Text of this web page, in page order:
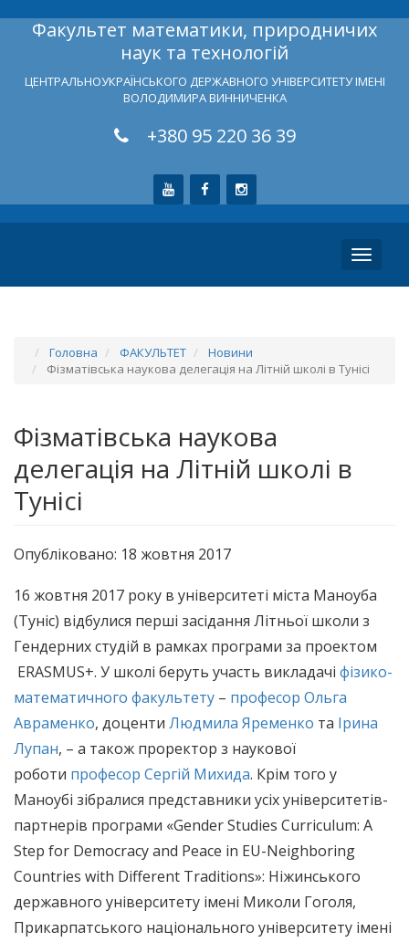
Факультет математики, природничих
наук та технологій
ЦЕНТРАЛЬНОУКРАЇНСЬКОГО ДЕРЖАВНОГО УНІВЕРСИТЕТУ ІМЕНІ
ВОЛОДИМИРА ВИННИЧЕНКА
+380 95 220 36 39
Toggle
Головна ФАКУЛЬТЕТ
Новини
Фізматівська наукова делегація на Літній школі в Тунісі
Фізматівська наукова
делегація на Літній школі в
Тунісі
Опубліковано: 18 жовтня 2017
16 жовтня 2017 року в університеті міста Маноуба
(Туніс) відбулися перші засідання Літньої школи з
Гендерних студій в рамках програми за проектом
ERASMUS+. У школі беруть участь викладачі фізико-
математичного факультету – професор Ольга
Авраменко, доценти Людмила Яременко та Ірина
Лупан, – а також проректор з наукової
роботи професор Сергій Михида. Крім того у
Маноубі зібралися представники усіх університетів-
партнерів програми «Gender Studies Curriculum: A
Step for Democracy and Peace in EU-Neighboring
Countries with Different Traditions»: Ніжинського
державного університету імені Миколи Гоголя,
Прикарпатського національного університету імені